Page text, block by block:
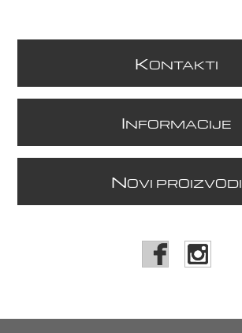
KONTAKTI
INFORMACIJE
NOVI PROIZVODI